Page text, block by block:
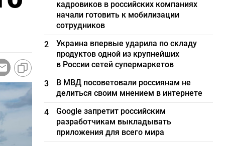
кадровиков в российских компаниях
начали готовить к мобилизации
сотрудников
2
Украина впервые ударила по складу
продуктов одной из крупнейших
в России сетей супермаркетов
3
В МВД посоветовали россиянам не
делиться своим мнением в интернете
4
Google запретит российским
разработчикам выкладывать
приложения для всего мира